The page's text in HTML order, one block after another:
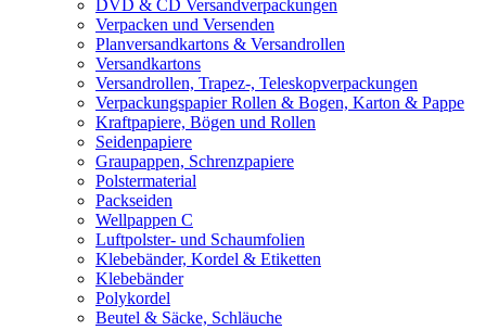
DVD & CD Versandverpackungen
Verpacken und Versenden
Planversandkartons & Versandrollen
Versandkartons
Versandrollen, Trapez-, Teleskopverpackungen
Verpackungspapier Rollen & Bogen, Karton & Pappe
Kraftpapiere, Bögen und Rollen
Seidenpapiere
Graupappen, Schrenzpapiere
Polstermaterial
Packseiden
Wellpappen C
Luftpolster- und Schaumfolien
Klebebänder, Kordel & Etiketten
Klebebänder
Polykordel
Beutel & Säcke, Schläuche